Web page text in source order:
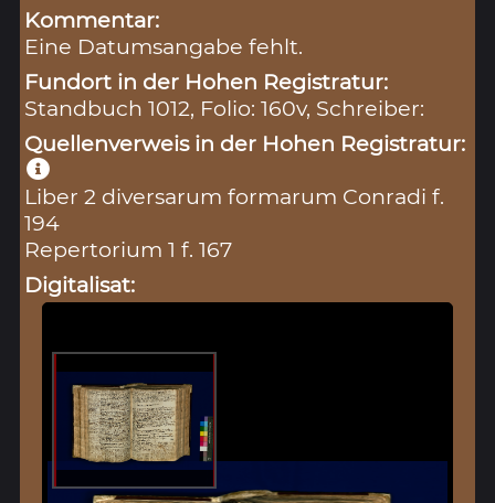
Kommentar:
Eine Datumsangabe fehlt.
Fundort in der Hohen Registratur:
Standbuch 1012, Folio: 160v, Schreiber:
Quellenverweis in der Hohen Registratur:
Liber 2 diversarum formarum Conradi f.
194
Repertorium 1 f. 167
Digitalisat: